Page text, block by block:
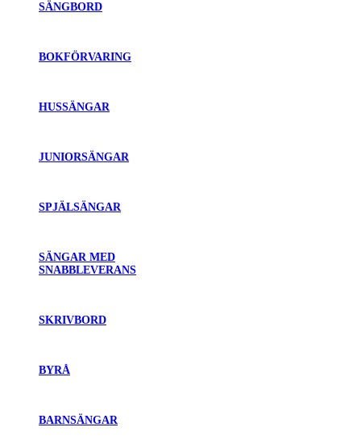
SÄNGBORD
BOKFÖRVARING
HUSSÄNGAR
JUNIORSÄNGAR
SPJÄLSÄNGAR
SÄNGAR MED
SNABBLEVERANS
SKRIVBORD
BYRÅ
BARNSÄNGAR